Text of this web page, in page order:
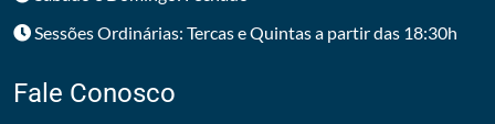
Sessões Ordinárias: Tercas e Quintas a partir das 18:30h
Fale Conosco